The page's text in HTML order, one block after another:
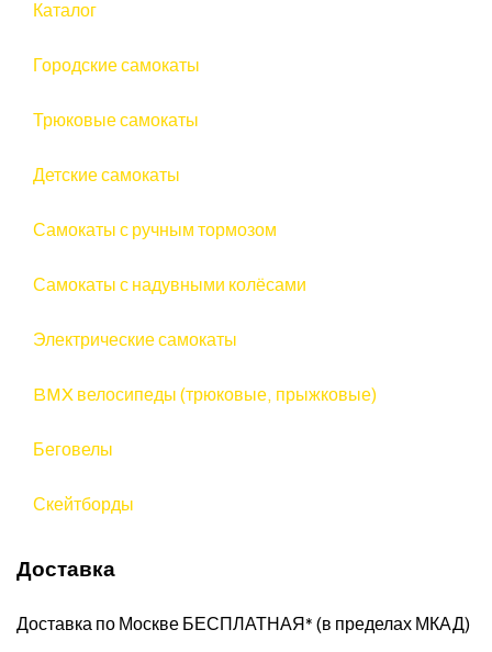
Каталог
Городские самокаты
Трюковые самокаты
Детские самокаты
Самокаты с ручным тормозом
Самокаты с надувными колёсами
Электрические самокаты
BMX велосипеды (трюковые, прыжковые)
Беговелы
Скейтборды
Доставка
Доставка по Москве БЕСПЛАТНАЯ* (в пределах МКАД)